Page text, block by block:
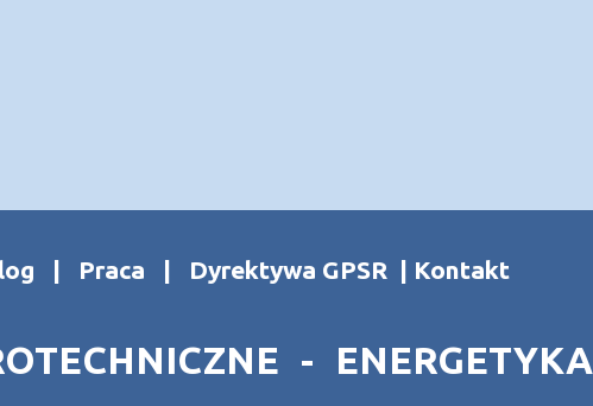
| Praca | Dyrektywa GPSR | Kontakt
- ENERGETYKA